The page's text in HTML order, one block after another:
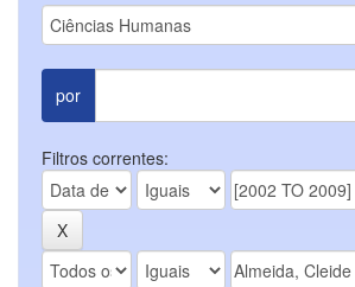
por
Filtros correntes: